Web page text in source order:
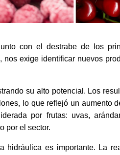
con el destrabe de los
exige identificar nuevos
su alto potencial. Los
lo que reflejó un aumento
por frutas: uvas,
por el sector.
hidráulica es importante. La